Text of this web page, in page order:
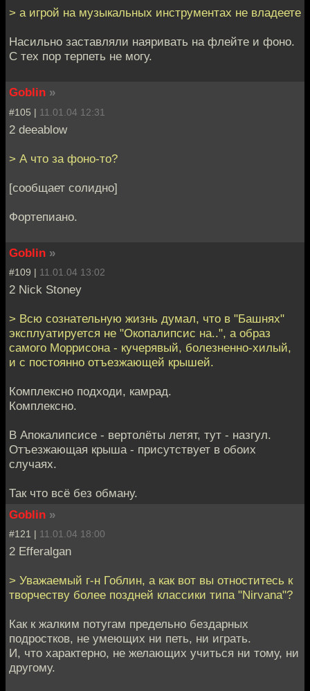
> а игрой на музыкальных инструментах не владеете
Насильно заставляли наяривать на флейте и фоно.
С тех пор терпеть не могу.
Goblin »
#105 | 11.01.04 12:31
2 deeablow
> А что за фоно-то?
[сообщает солидно]
Фортепиано.
Goblin »
#109 | 11.01.04 13:02
2 Nick Stoney
> Всю сознательную жизнь думал, что в "Башнях"
эксплуатируется не "Окопалипсис на..", а образ
самого Моррисона - кучерявый, болезненно-хилый,
и с постоянно отъезжающей крышей.
Комплексно подходи, камрад.
Комплексно.
В Апокалипсисе - вертолёты летят, тут - назгул.
Отъезжающая крыша - присутствует в обоих
случаях.
Так что всё без обману.
Goblin »
#121 | 11.01.04 18:00
2 Efferalgan
> Уважаемый г-н Гоблин, а как вот вы отноститесь к
творчеству более поздней классики типа "Nirvana"?
Как к жалким потугам предельно бездарных
подростков, не умеющих ни петь, ни играть.
И, что характерно, не желающих учиться ни тому, ни
другому.